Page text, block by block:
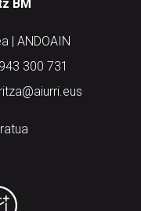
BM
| ANDOAIN
300 731